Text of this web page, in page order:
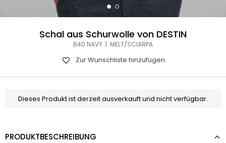
Schal aus Schurwolle von DESTIN
B40 NAVY | MELT/SCIARPA
Zur Wunschliste hinzufügen
Dieses Produkt ist derzeit ausverkauft und nicht verfügbar.
PRODUKTBESCHREIBUNG